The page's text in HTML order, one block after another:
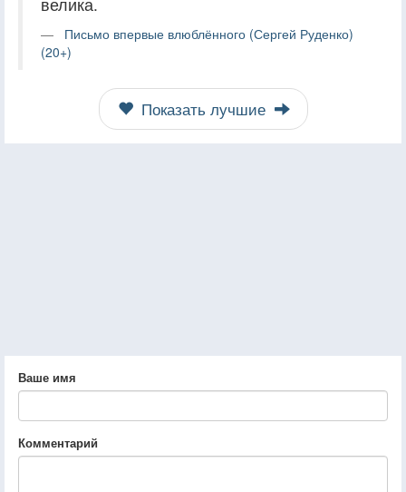
Письмо впервые влюблённого (Сергей Руденко)
(20+)
Показать лучшие
Ваше имя
Комментарий